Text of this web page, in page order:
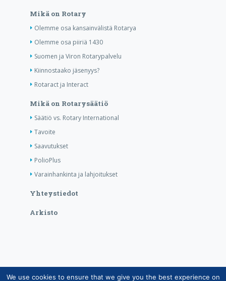
Mikä on Rotary
Olemme osa kansainvälistä Rotarya
Olemme osa piiriä 1430
Suomen ja Viron Rotarypalvelu
Kiinnostaako jäsenyys?
Rotaract ja Interact
Mikä on Rotarysäätiö
Säätiö vs. Rotary International
Tavoite
Saavutukset
PolioPlus
Varainhankinta ja lahjoitukset
Yhteystiedot
Arkisto
Copyright © Suomen Rotarypalvelu ry 2026 |
We use cookies to ensure that we give you the best experience on